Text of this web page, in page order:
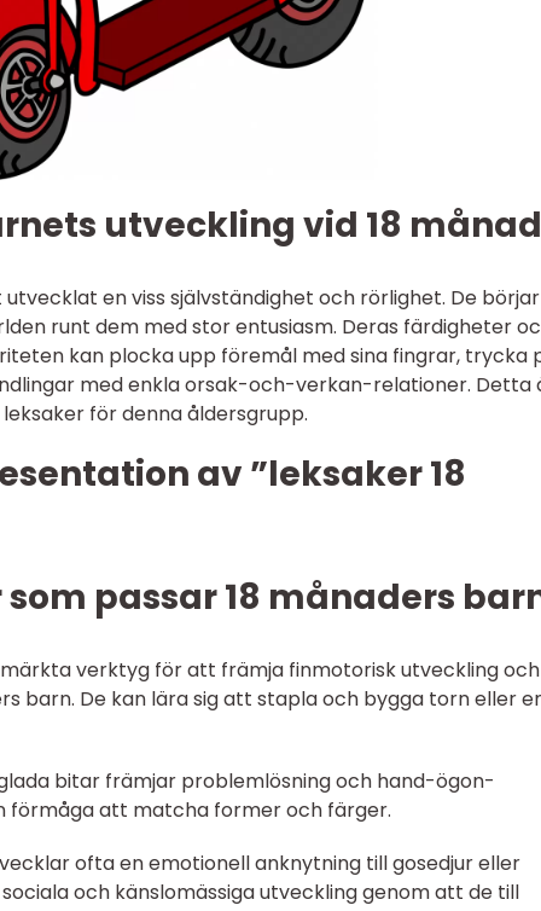
utveckling vid 18
en viss självständighet och rörlighet. De börjar
runt dem med stor entusiasm. Deras färdigheter
kan plocka upp föremål med sina fingrar, trycka
med enkla orsak-och-verkan-relationer. Detta
för denna åldersgrupp.
av ”leksaker 18
passar 18 månaders
verktyg för att främja finmotorisk utveckling och
barn. De kan lära sig att stapla och bygga torn eller
bitar främjar problemlösning och hand-ögon-
förmåga att matcha former och färger.
ofta en emotionell anknytning till gosedjur eller
och känslomässiga utveckling genom att de till